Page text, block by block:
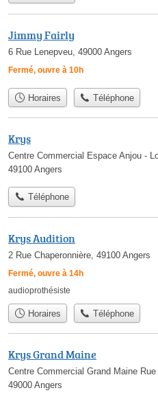
Jimmy Fairly
6 Rue Lenepveu, 49000 Angers
Fermé, ouvre à 10h
Horaires Téléphone
Krys
Centre Commercial Espace Anjou -
49100 Angers
Téléphone
Krys Audition
2 Rue Chaperonnière, 49100 Angers
Fermé, ouvre à 14h
audioprothésiste
Horaires Téléphone
Krys Grand Maine
Centre Commercial Grand Maine
49000 Angers